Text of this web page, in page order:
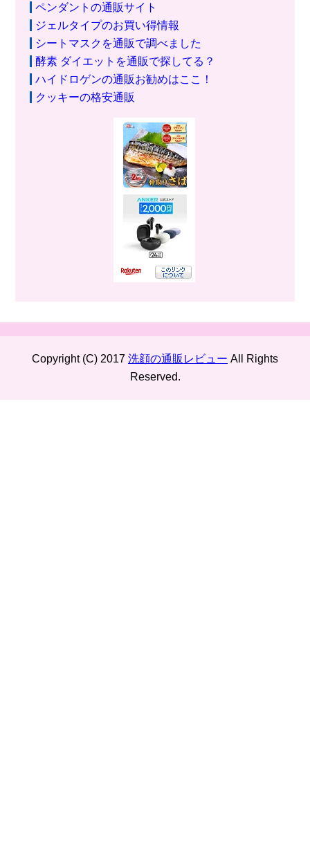
ペンダントの通販サイト
ジェルタイプのお買い得情報
シートマスクを通販で調べました
酵素 ダイエットを通販で探してる？
ハイドロゲンの通販お勧めはここ！
クッキーの格安通販
Copyright (C) 2017 洗顔の通販レビュー All Rights
Reserved.